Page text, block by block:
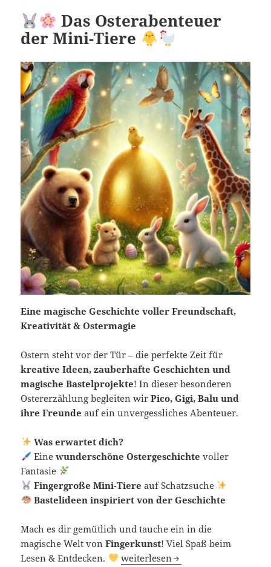
Das Osterabenteuer
der Mini-Tiere
Eine magische Geschichte voller Freundschaft,
Kreativität & Ostermagie
Ostern steht vor der Tür – die perfekte Zeit für
kreative Ideen, zauberhafte Geschichten und
magische Bastelprojekte! In dieser besonderen
Ostererzählung begleiten wirPico, Gigi, Balu und
ihre Freunde auf ein unvergessliches Abenteuer.
Was erwartet dich?
Eine wunderschöne Ostergeschichte voller
Fantasie
Fingergroße Mini-Tiere auf Schatzsuche
Bastelideen inspiriert von der Geschichte
Mach es dir gemütlich und tauche ein in die
magische Welt vonFingerkunst! Viel Spaß beim
Lesen & Entdecken.
Das Osterabenteuer der Mini-
weiterlesen